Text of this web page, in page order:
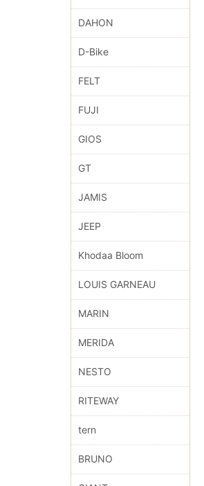
DAHON
D-Bike
FELT
FUJI
GIOS
GT
JAMIS
JEEP
Khodaa Bloom
LOUIS GARNEAU
MARIN
MERIDA
NESTO
RITEWAY
tern
BRUNO